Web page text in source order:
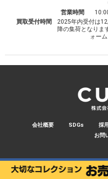
営業時間
買取受付時間
2025年内受付は
降の集荷となりま
ォー
会社概要 SDGs 採
お問
©